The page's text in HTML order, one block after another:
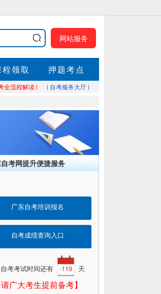
网站服务
领取 押题考点
全流程解读 | | 自考服务大厅 |
考网提升便捷服务
广东自考培训报名
自考成绩查询入口
考考试时间还有 -119 天
请广大考生提前备考】